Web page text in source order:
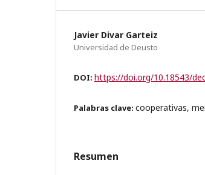
Javier Divar Garteiz
Universidad de Deusto
DOI: https://doi.org/10.18543/
Palabras clave: cooperativas,
Resumen